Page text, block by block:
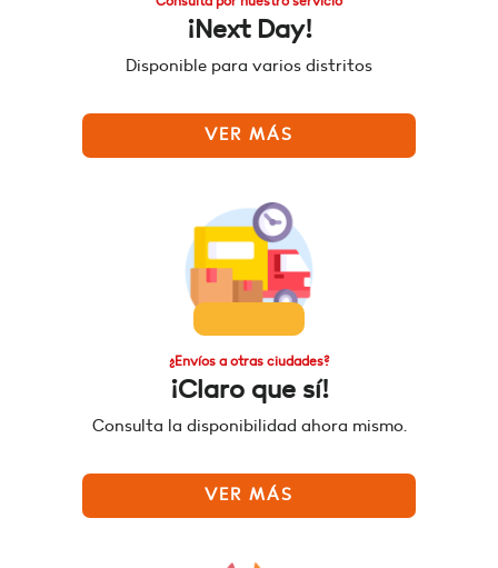
¡Next Day!
Disponible para varios distritos
VER MÁS
¿Envíos a otras ciudades?
¡Claro que sí!
Consulta la disponibilidad ahora mismo.
VER MÁS